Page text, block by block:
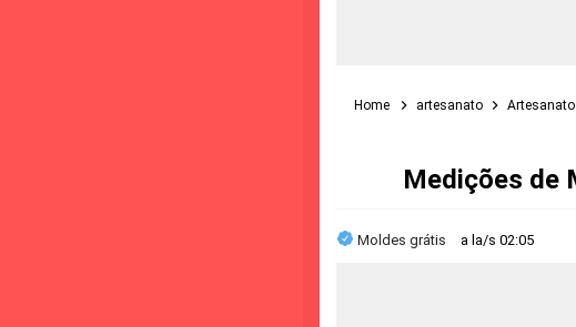
Home artesanato
Medições de
Moldes grátis a la/s 02:05